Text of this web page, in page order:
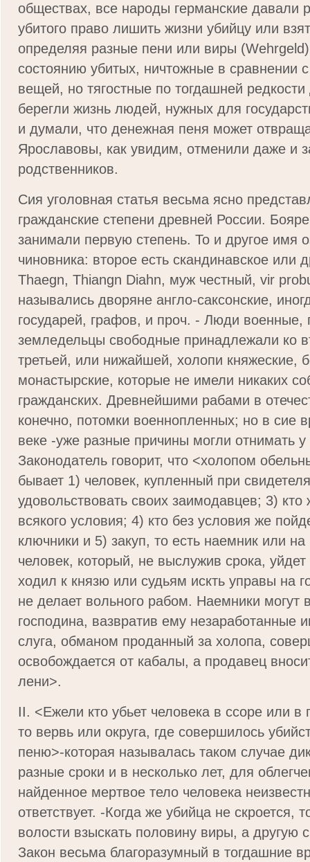
обществах, все народы германские давали
убитого право ли­шить жизни убийцу или
определяя разные пени или виры
состоянию убитых, ничтожные в
вещей, но тягостные по тогдашней редкости
берегли жизнь людей, нужных для
и думали, что денежная пеня может
Ярославовы, как увидим, отменили даже и
родственников.
Сия уголовная статья весьма ясно
гражданские степени древней России.
занимали первую степень. То и другое имя
чиновника: второе есть скандинавское или
Thaegn, Thiangn Diahn, муж честный, vir
назывались дворяне англо-сак­сонские,
государей, графов, и проч. - Люди военные,
земледельцы свободные принадлежали ко
третьей, или нижайшей, холопи княжеские,
монастырские, которые не имели никаких
гражданских. Древнейшими рабами в
конеч­но, потомки военнопленных; но в сие
веке -уже разные причины могли отнимать
Законодатель говорит, что <холопом
бывает 1) человек, купленный при
удовольст­вовать своих заимодавцев; 3) кто
всякого условия; 4) кто без условия же
ключники и 5) закуп, то есть наемник или
человек, который, не выслужив срока,
ходил к князю или судьям искть управы на
не делает вольного рабом. Наемники могут
господина, вазвратив ему незаработанные
слуга, обманом проданный за холопа,
освобождается от кабалы, а продавец
лени>.
II. <Ежели кто убьет человека в ссоре или в
то вервь или округа, где совершилось
пеню>-которая называлась таком случае
разные сроки и в несколько лет, для
найденное мертвое тело человека
ответствует. -Когда же убийца не скроется,
волости взыскать половину виры, а дру­гую
Закон весьма благоразумный в тогдашние